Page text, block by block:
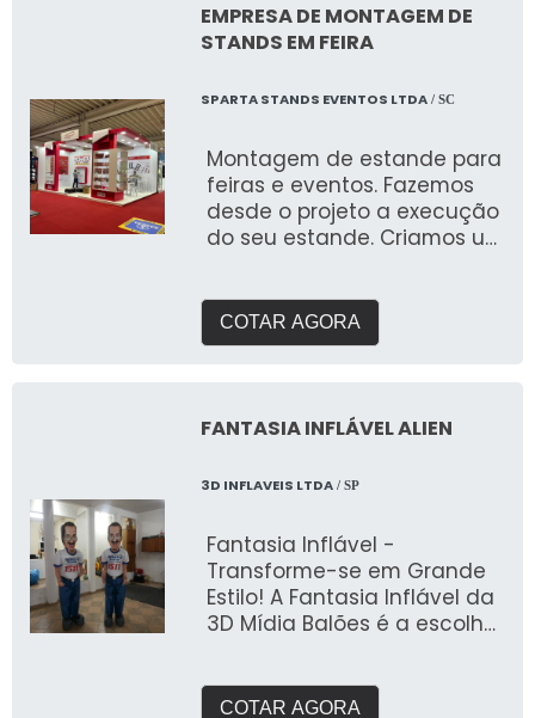
EMPRESA DE MONTAGEM DE
STANDS EM FEIRA
SPARTA STANDS EVENTOS LTDA/ SC
Montagem de estande para
feiras e eventos. Fazemos
desde o projeto a execução
do seu estande. Criamos um
necessidades e entregar o
que buscam expor em
para garantir a qualidade
COTAR AGORA
FANTASIA INFLÁVEL ALIEN
3D INFLAVEIS LTDA/ SP
Fantasia Inflável -
Transforme-se em Grande
Estilo! A Fantasia Inflável da
3D Mídia Balões é a escolha
originalidade para qualquer
COTAR AGORA